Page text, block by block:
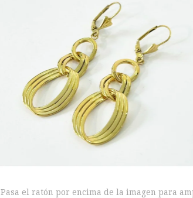
Pasa el ratón por encima de la imagen para